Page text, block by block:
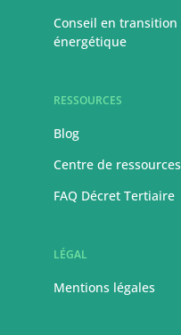
Conseil en transition
énergétique
RESSOURCES
Blog
Centre de ressources
FAQ Décret Tertiaire
LÉGAL
Mentions légales